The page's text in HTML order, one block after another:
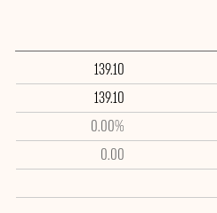
139.10
139.10
0.00%
0.00